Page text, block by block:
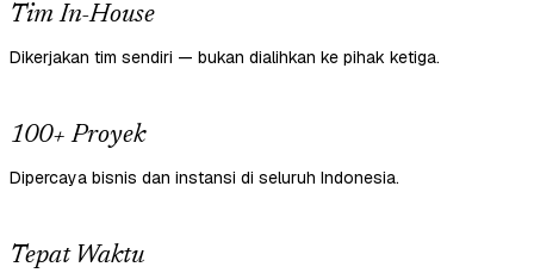
Tim In-House
Dikerjakan tim sendiri — bukan dialihkan ke pihak ketiga.
100+ Proyek
Dipercaya bisnis dan instansi di seluruh Indonesia.
Tepat Waktu